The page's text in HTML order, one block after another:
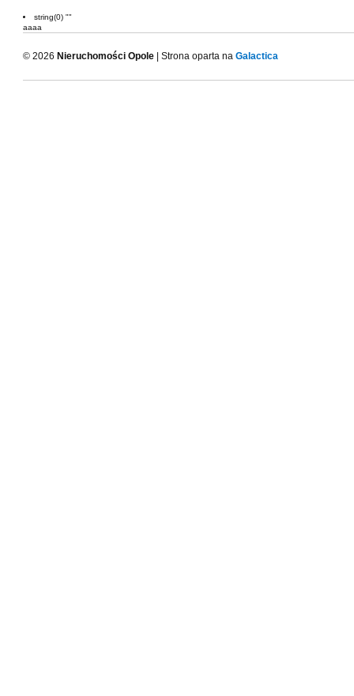
string(0) ""
aaaa
© 2026 Nieruchomości Opole | Strona oparta na Galactica